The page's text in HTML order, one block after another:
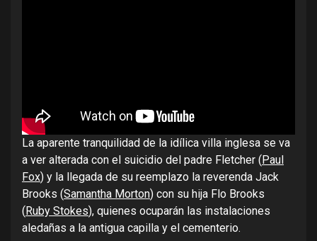
La aparente tranquilidad de la idílica villa inglesa se va
a ver alterada con el suicidio del padre Fletcher (Paul
Fox) y la llegada de su reemplazo la reverenda Jack
Brooks (Samantha Morton) con su hija Flo Brooks
(Ruby Stokes), quienes ocuparán las instalaciones
aledañas a la antigua capilla y el cementerio.